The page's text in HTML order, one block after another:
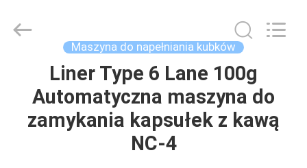
DOMU
Machinery
Maszyna do napełniania kubków
Liner Type 6 Lane 100g
Automatyczna maszyna do
zamykania kapsułek z kawą
NC-4